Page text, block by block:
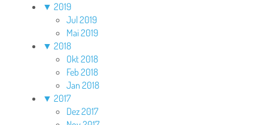
▼ 2019
Jul 2019
Mai 2019
▼ 2018
Okt 2018
Feb 2018
Jan 2018
▼ 2017
Dez 2017